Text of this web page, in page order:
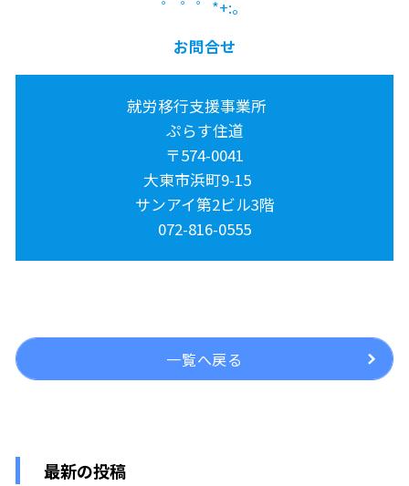
゜ ゜゜*+:。
お問合せ
就労移行支援事業所
ぷらす住道
〒574-0041
大東市浜町9-15
サンアイ第2ビル3階
072-816-0555
一覧へ戻る
最新の投稿